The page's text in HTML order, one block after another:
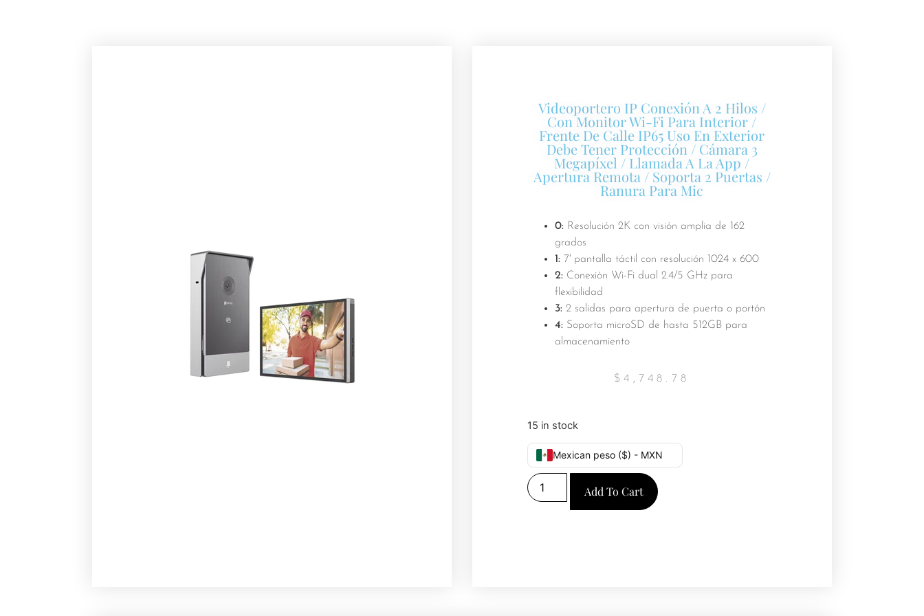
Videoportero IP Conexión A 2 Hilos /
Con Monitor Wi-Fi Para Interior /
Frente De Calle IP65 Uso En Exterior
Debe Tener Protección / Cámara 3
Megapíxel / Llamada A La App /
Apertura Remota / Soporta 2 Puertas /
Ranura Para Mic
0: Resolución 2K con visión amplia de 162
grados
1: 7' pantalla táctil con resolución 1024 x 600
2: Conexión Wi-Fi dual 2.4/5 GHz para
flexibilidad
3: 2 salidas para apertura de puerta o portón
4: Soporta microSD de hasta 512GB para
almacenamiento
$4,748.78
15 in stock
Mexican peso ($) - MXN
Add To Cart